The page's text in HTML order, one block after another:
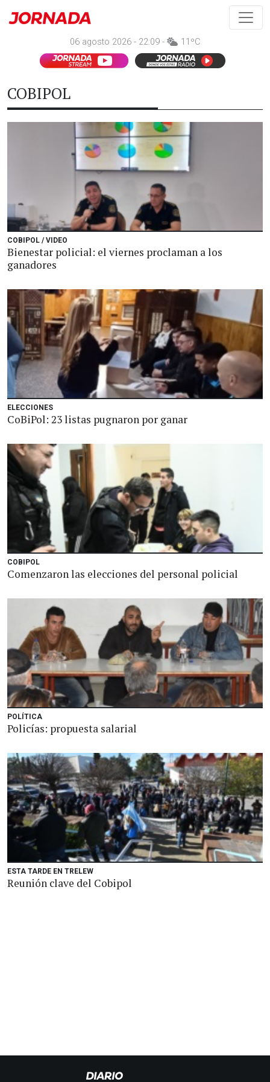
06 agosto 2026 - 22:09 - 11ºC
COBIPOL
COBIPOL / VIDEO
Bienestar policial: el viernes proclaman a los
ganadores
ELECCIONES
CoBiPol: 23 listas pugnaron por ganar
COBIPOL
Comenzaron las elecciones del personal policial
POLÍTICA
Policías: propuesta salarial
ESTA TARDE EN TRELEW
Reunión clave del Cobipol